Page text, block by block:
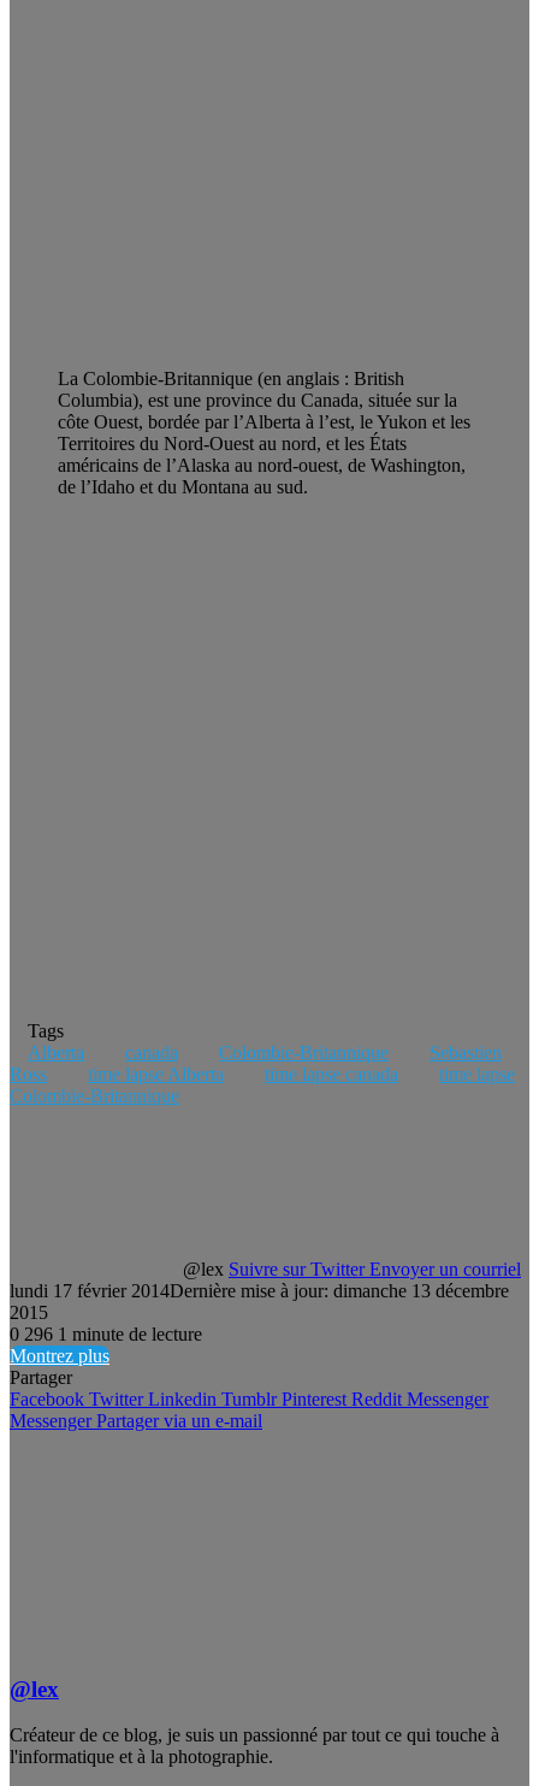
La Colombie-Britannique (en anglais : British
Columbia), est une province du Canada, située sur la
côte Ouest, bordée par l’Alberta à l’est, le Yukon et les
Territoires du Nord-Ouest au nord, et les États
américains de l’Alaska au nord-ouest, de Washington,
de l’Idaho et du Montana au sud.
Tags
Alberta
canada Colombie-Britannique
Sebastien
Ross
time lapse Alberta time lapse canada
time lapse
Colombie-Britannique
@lex Suivre sur Twitter Envoyer un courriel
lundi 17 février 2014Dernière mise à jour: dimanche 13 décembre
2015
0 296 1 minute de lecture
Montrez plus
Partager
Facebook Twitter Linkedin Tumblr Pinterest Reddit Messenger
Messenger Partager via un e-mail
@lex
Créateur de ce blog, je suis un passionné par tout ce qui touche à
l'informatique et à la photographie.